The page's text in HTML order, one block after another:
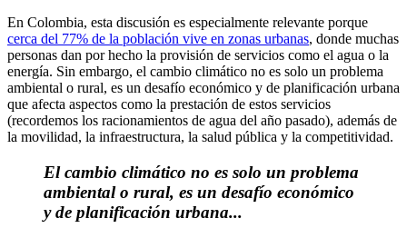
En Colombia, esta discusión es especialmente relevante porque
cerca del 77% de la población vive en zonas urbanas, donde muchas
personas dan por hecho la provisión de servicios como el agua o la
energía. Sin embargo, el cambio climático no es solo un problema
ambiental o rural, es un desafío económico y de planificación urbana
que afecta aspectos como la prestación de estos servicios
(recordemos los racionamientos de agua del año pasado), además de
la movilidad, la infraestructura, la salud pública y la competitividad.
El cambio climático no es solo un problema
ambiental o rural, es un desafío económico
y de planificación urbana...